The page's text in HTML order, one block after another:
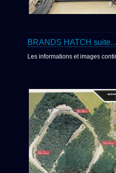
BRANDS HATCH suite...
Les informations et images